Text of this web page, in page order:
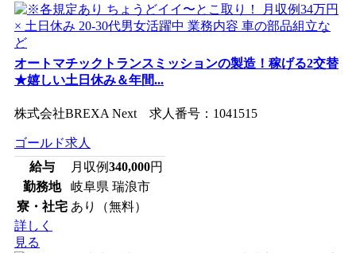
オートマチックトランスミッションの製造！稼げる2交替
★嬉しい土日休み＆年間...
株式会社BREXA Next 求人番号：1041515
ゴールド求人
給与
月収例340,000円
勤務地
岐阜県 瑞浪市
寮・社宅 あり（無料）
詳しく
見る